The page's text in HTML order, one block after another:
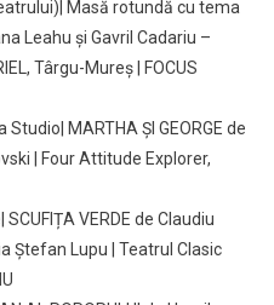
Masă rotundă cu tema
Leahu și Gavril Cadariu –
Târgu-Mureș | FOCUS
MARTHA ȘI GEORGE de
| Four Attitude Explorer,
VERDE de Claudiu
Ștefan Lupu | Teatrul Clasic